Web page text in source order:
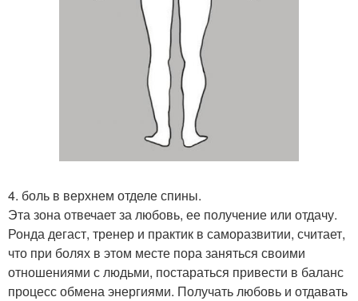
4. боль в верхнем отделе спины.
Эта зона отвечает за любовь, ее получение или отдачу.
Ронда дегаст, тренер и практик в саморазвитии, считает,
что при болях в этом месте пора заняться своими
отношениями с людьми, постараться привести в баланс
процесс обмена энергиями. Получать любовь и отдавать